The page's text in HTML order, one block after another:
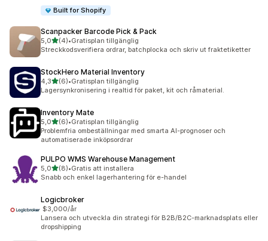
Built for Shopify
Scanpacker Barcode Pick & Pack
5,0av 5 stjärnor
(4)
4 recensioner totalt
•Gratisplan tillgänglig
Streckkodsverifiera ordrar, batchplocka och skriv ut fraktetiketter
StockHero Material Inventory
4,3av 5 stjärnor
(6)
6 recensioner totalt
•Gratisplan tillgänglig
Lagersynkronisering i realtid för paket, kit och råmaterial.
Inventory Mate
5,0av 5 stjärnor
(6)
6 recensioner totalt
•Gratisplan tillgänglig
Problemfria ombeställningar med smarta AI-prognoser och
automatiserade inköpsordrar
PULPO WMS Warehouse Management
5,0av 5 stjärnor
(8)
8 recensioner totalt
•Gratis att installera
Snabb och enkel lagerhantering för e-handel
Logicbroker
$3,000/år
Lansera och utveckla din strategi för B2B/B2C-marknadsplats eller
dropshipping